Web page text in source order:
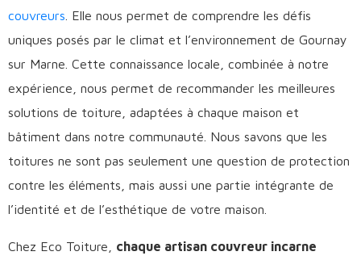
couvreurs . Elle nous permet de comprendre les défis
uniques posés par le climat et l’environnement de Gournay
sur Marne. Cette connaissance locale, combinée à notre
expérience, nous permet de recommander les meilleures
solutions de toiture, adaptées à chaque maison et
bâtiment dans notre communauté. Nous savons que les
toitures ne sont pas seulement une question de protection
contre les éléments, mais aussi une partie intégrante de
l’identité et de l’esthétique de votre maison.
Chez Eco Toiture, chaque artisan couvreur incarne